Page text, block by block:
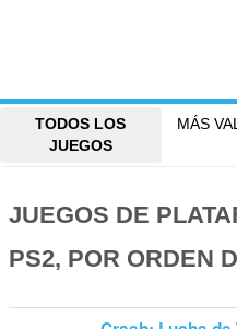
TODOS LOS
JUEGOS
MÁS
JUEGOS DE
PS2, POR ORDEN